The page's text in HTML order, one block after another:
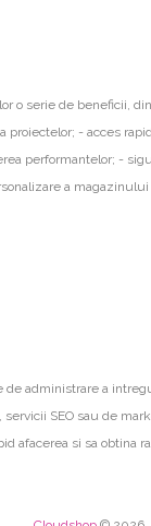
o serie de beneficii,
proiectelor; - acces
performantelor; -
a
de administrare a
SEO sau de
afacerea si sa obtina